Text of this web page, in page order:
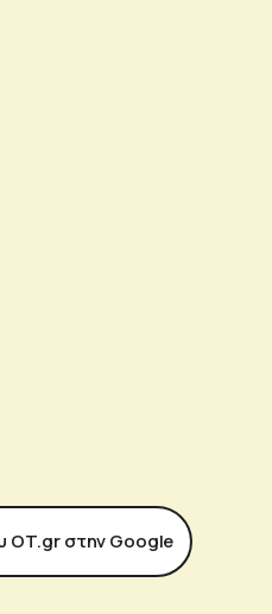
ΟΤ.gr στην Google